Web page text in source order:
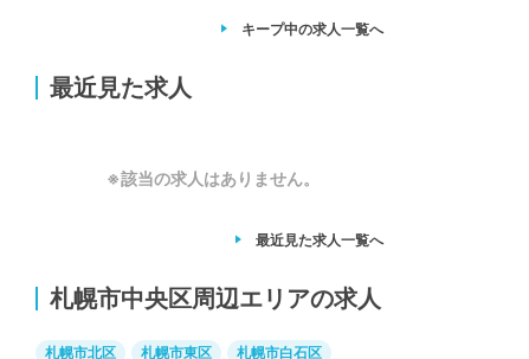
キープ中の求人一覧へ
最近見た求人
※該当の求人はありません。
最近見た求人一覧へ
札幌市中央区周辺エリアの求人
札幌市北区 札幌市東区
札幌市白石区